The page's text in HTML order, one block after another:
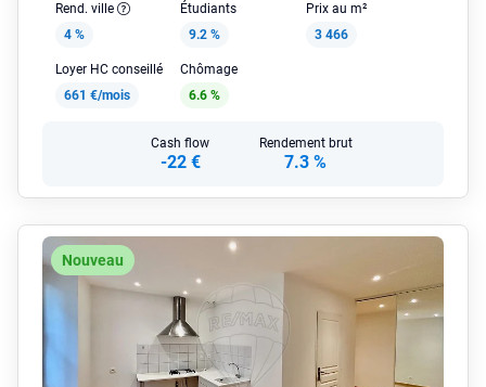
Rend. ville
4 %
Étudiants
9.2 %
Prix au m²
3 466
Loyer HC conseillé
661 €/mois
Chômage
6.6 %
Cash flow
-22 €
Rendement brut
7.3 %
Nouveau